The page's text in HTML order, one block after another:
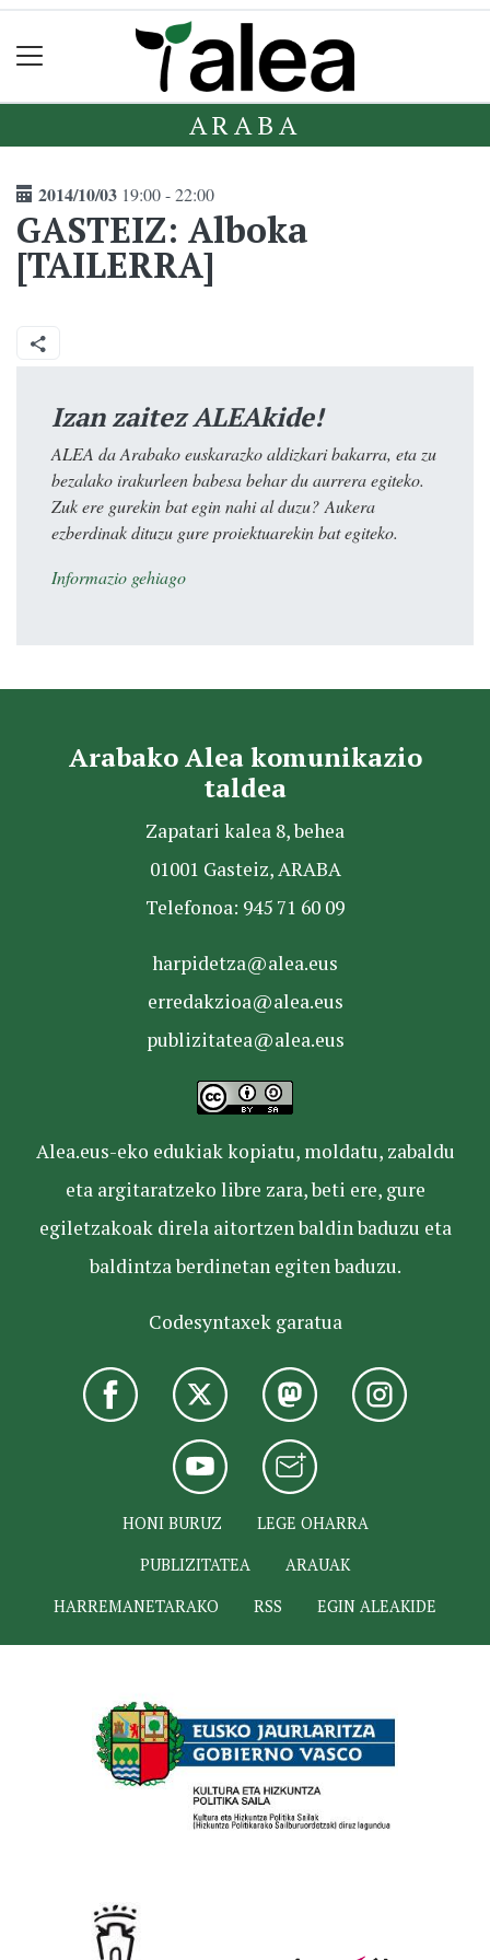
ARABA
2014/10/03 19:00 - 22:00
GASTEIZ: Alboka
[TAILERRA]
Izan zaitez ALEAkide!
ALEA da Arabako euskarazko aldizkari bakarra, eta zu
bezalako irakurleen babesa behar du aurrera egiteko.
Zuk ere gurekin bat egin nahi al duzu? Aukera
ezberdinak dituzu gure proiektuarekin bat egiteko.
Informazio gehiago
Arabako Alea komunikazio
taldea
Zapatari kalea 8, behea
01001 Gasteiz, ARABA
Telefonoa: 945 71 60 09
harpidetza@alea.eus
erredakzioa@alea.eus
publizitatea@alea.eus
Alea.eus-eko edukiak kopiatu, moldatu, zabaldu
eta argitaratzeko libre zara, beti ere, gure
egiletzakoak direla aitortzen baldin baduzu eta
baldintza berdinetan egiten baduzu.
Codesyntaxek garatua
HONI BURUZ
LEGE OHARRA
PUBLIZITATEA
ARAUAK
HARREMANETARAKO
RSS EGIN ALEAKIDE